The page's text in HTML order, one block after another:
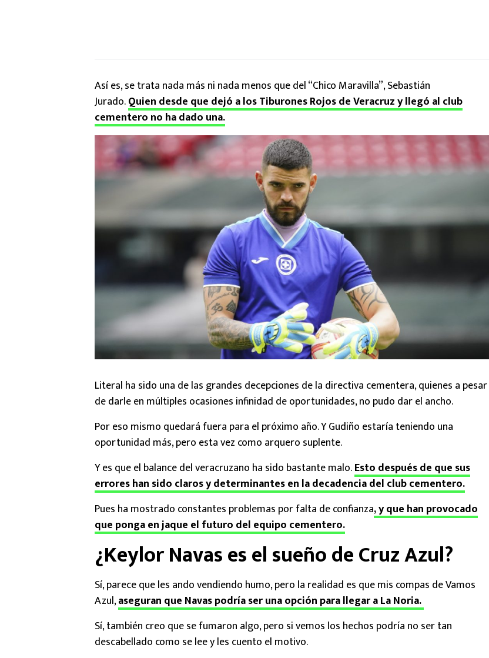
Así es, se trata nada más ni nada menos que del “Chico Maravilla”, Sebastián
Jurado.Quien desde que dejó a los Tiburones Rojos de Veracruz y llegó al club
cementero no ha dado una.
Literal ha sido una de las grandes decepciones de la directiva cementera, quienes a pesar
de darle en múltiples ocasiones infinidad de oportunidades, no pudo dar el ancho.
Por eso mismo quedará fuera para el próximo año. Y Gudiño estaría teniendo una
oportunidad más, pero esta vez como arquero suplente.
Y es que el balance del veracruzano ha sido bastante malo.Esto después de que sus
errores han sido claros y determinantes en la decadencia del club cementero.
Pues ha mostrado constantes problemas por falta de confianza, y que han provocado
que ponga en jaque el futuro del equipo cementero.
¿Keylor Navas es el sueño de Cruz Azul?
Sí, parece que les ando vendiendo humo, pero la realidad es que mis compas de Vamos
Azul,aseguran que Navas podría ser una opción para llegar a La Noria.
Sí, también creo que se fumaron algo, pero si vemos los hechos podría no ser tan
descabellado como se lee y les cuento el motivo.